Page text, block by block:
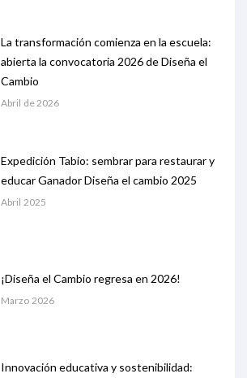
La transformación comienza en la escuela:
abierta la convocatoria 2026 de Diseña el
Cambio
Abril de 2026
Expedición Tabio: sembrar para restaurar y
educar Ganador Diseña el cambio 2025
Abril 2025
¡Diseña el Cambio regresa en 2026!
Marzo 2026
Innovación educativa y sostenibilidad: